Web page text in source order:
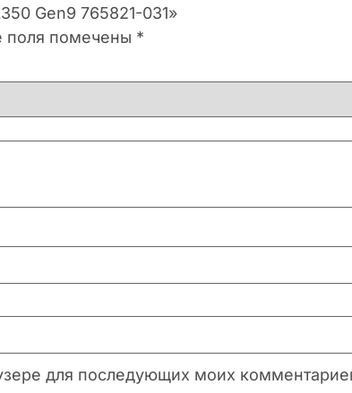
Gen9 765821-031»
поля помечены *
для последующих моих